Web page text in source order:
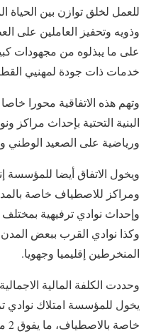
للعمل لخلق توازن بين الحياة
وذويه وتحفيز العاملين على
على ما يبذلوه من مجهودات
خدمات ذات جودة لمهنيي
وتهم هذه الاتفاقية محورا
البنية التحتية بإحداث مراكز
ورياضية على الصعيد الوطني
ويخول الاتفاق أيضا للمؤسسة
ومراكز للاصطياف خاصة
وإحداث نوادي ترفيهية
وكذا نوادي القرب ببعض المدن
المنخرطين إقليميا وجهويا.
وحددت الكلفة المالية
يخول للمؤسسة امتلاك نوادي